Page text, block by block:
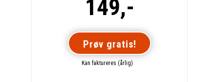
149,-
Prøv gratis!
Kan faktureres (årlig)